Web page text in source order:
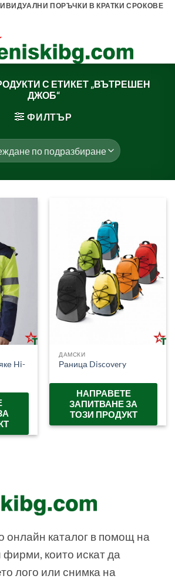
ПОРЪЧКИ В КРАТКИ СРОКОВЕ
С ЕТИКЕТ „ВЪТРЕШЕН
ДЖОБ“
ФИЛТЪР
Hi-
ДАМСКИ
Раница Discovery
НАПРАВЕТЕ
ЗАПИТВАНЕ ЗА
ТОЗИ ПРОДУКТ
онлайн каталог в помощ на
които искат да
лого или снимка на